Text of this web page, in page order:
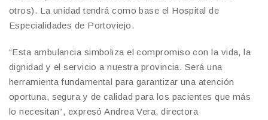
otros). La unidad tendrá como base el Hospital de
Especialidades de Portoviejo.
“Esta ambulancia simboliza el compromiso con la vida, la
dignidad y el servicio a nuestra provincia. Será una
herramienta fundamental para garantizar una atención
oportuna, segura y de calidad para los pacientes que más
lo necesitan”, expresó Andrea Vera, directora